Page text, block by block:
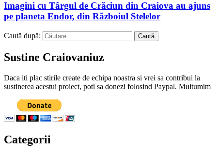
Imagini cu Târgul de Crăciun din Craiova au ajuns
pe planeta Endor, din Războiul Stelelor
Caută după:
Sustine Craiovaniuz
Daca iti plac stirile create de echipa noastra si vrei sa contribui la
sustinerea acestui proiect, poti sa donezi folosind Paypal. Multumim
Categorii